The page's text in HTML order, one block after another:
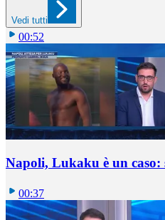
Vedi tutti
00:52
Napoli, Lukaku è un caso:
00:37